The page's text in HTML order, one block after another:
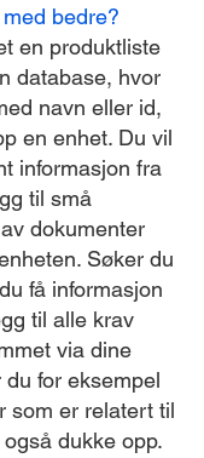
bedre?
en produktliste
database, hvor
navn eller id,
en enhet. Du vil
informasjon fra
til små
dokumenter
Søker du
få informasjon
til alle krav
via dine
for eksempel
som er relatert til
dukke opp.